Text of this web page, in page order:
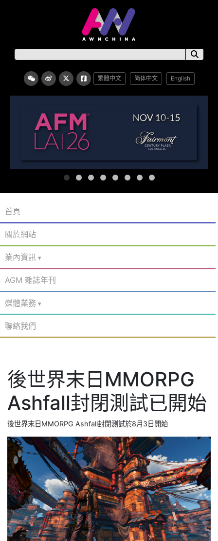
繁體中文 简体中文 English
首頁
關於網站
業內資訊
AGM 雜誌年刊
媒體業務
聯絡我們
後世界末日MMORPG
Ashfall封閉測試已開始
後世界末日MMORPG Ashfall封閉測試於8月3日開始